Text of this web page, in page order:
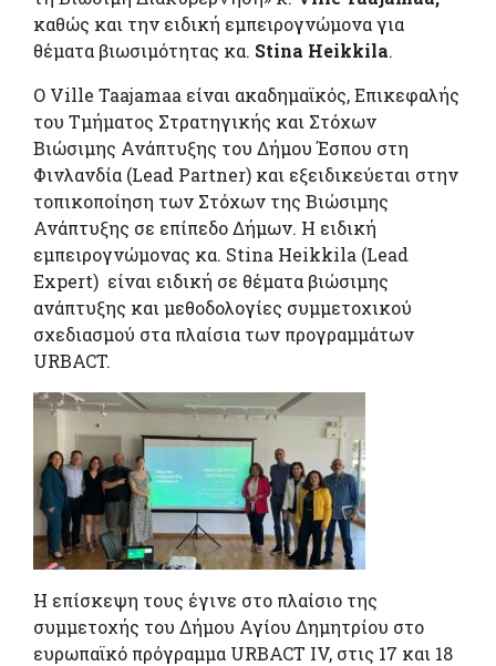
καθώς και την ειδική εμπειρογνώμονα για
θέματα βιωσιμότητας κα. Stina Heikkila.
Ο Ville Taajamaa είναι ακαδημαϊκός, Επικεφαλής
του Τμήματος Στρατηγικής και Στόχων
Βιώσιμης Ανάπτυξης του Δήμου Έσπου στη
Φινλανδία (Lead Partner) και εξειδικεύεται στην
τοπικοποίηση των Στόχων της Βιώσιμης
Ανάπτυξης σε επίπεδο Δήμων. H ειδική
εμπειρογνώμονας κα. Stina Heikkila (Lead
Expert) είναι ειδική σε θέματα βιώσιμης
ανάπτυξης και μεθοδολογίες συμμετοχικού
σχεδιασμού στα πλαίσια των προγραμμάτων
URBACT.
Η επίσκεψη τους έγινε στο πλαίσιο της
συμμετοχής του Δήμου Αγίου Δημητρίου στο
ευρωπαϊκό πρόγραμμα URBACT IV, στις 17 και 18